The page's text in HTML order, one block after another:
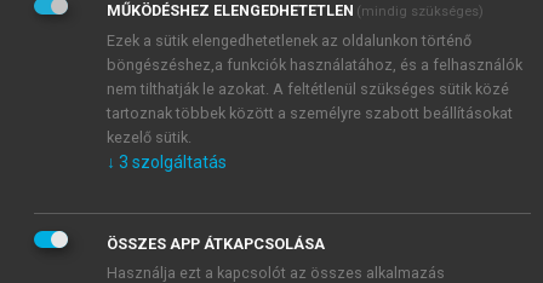
Adatkezelési tájékoztatóbanfoglaltakat tudomásul
veszem és elfogadom.
Általános vásárlási feltételeket, valamint a szotar.netés a
mersz.huoldalak licencszerződéseiben foglaltakat
tudomásul veszem és elfogadom.
KIPRÓBÁLOM
MŰKÖDÉSHEZ ELENGEDHETETLEN (mindig szükséges)
Ezek a sütik elengedhetetlenek az oldalunkon történő
böngészéshez,a funkciók használatához, és a felhasználók
nem tilthatják le azokat. A feltétlenül szükséges sütik közé
tartoznak többek között a személyre szabott beállításokat
kezelő sütik.
↓ 3 szolgáltatás
ÖSSZES APP ÁTKAPCSOLÁSA
Használja ezt a kapcsolót az összes alkalmazás